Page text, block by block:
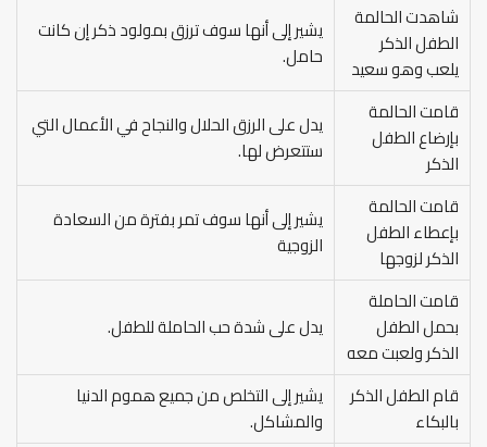
شاهدت الحالمة
الطفل الذكر
يلعب وهو سعيد
يشير إلى أنها سوف ترزق بمولود ذكر إن كانت
حامل.
قامت الحالمة
بإرضاع الطفل
الذكر
يدل على الرزق الحلال والنجاح في الأعمال التي
ستتعرض لها.
قامت الحالمة
بإعطاء الطفل
الذكر لزوجها
يشير إلى أنها سوف تمر بفترة من السعادة
الزوجية
قامت الحاملة
بحمل الطفل
الذكر ولعبت معه
يدل على شدة حب الحاملة للطفل.
قام الطفل الذكر
بالبكاء
يشير إلى التخلص من جميع هموم الدنيا
والمشاكل.